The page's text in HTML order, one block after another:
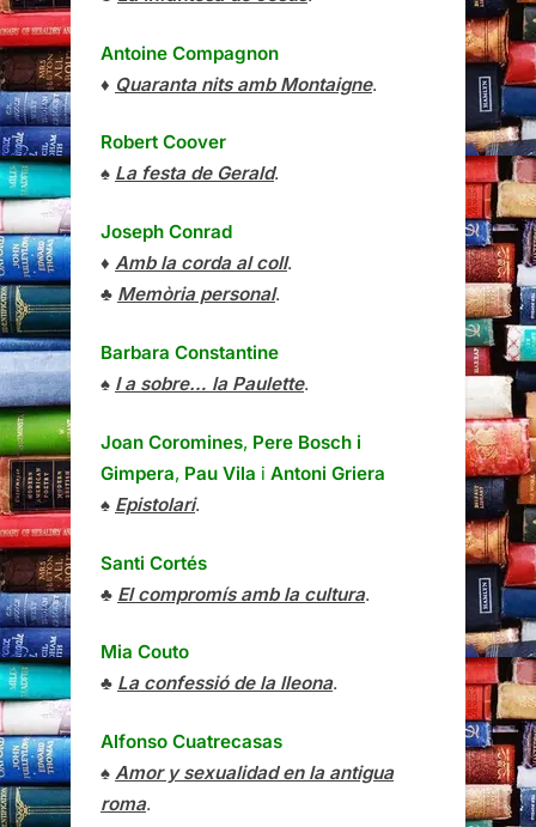
Antoine Compagnon
♦ Quaranta nits amb Montaigne.
Robert Coover
♠ La festa de Gerald.
Joseph Conrad
♦ Amb la corda al coll.
♣ Memòria personal.
Barbara Constantine
♠ I a sobre… la Paulette.
Joan Coromines, Pere Bosch i
Gimpera, Pau Vila i Antoni Griera
♠ Epistolari.
Santi Cortés
♣ El compromís amb la cultura.
Mia Couto
♣ La confessió de la lleona.
Alfonso Cuatrecasas
♠ Amor y sexualidad en la antigua
roma.